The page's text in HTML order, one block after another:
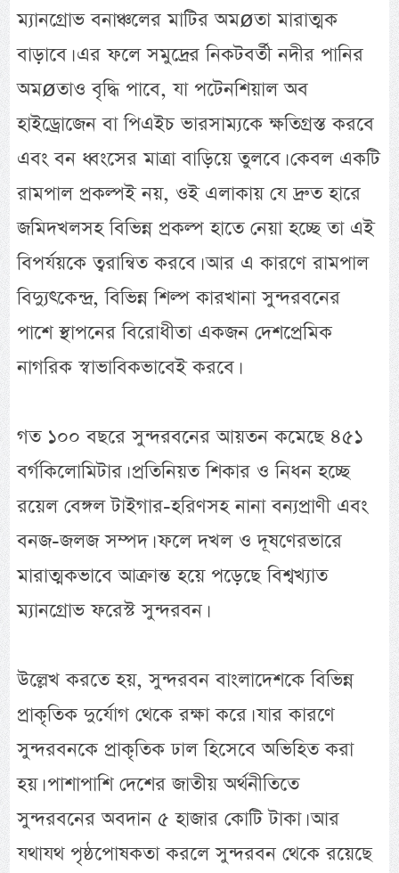
ম্যানগ্রোভ বনাঞ্চলের মাটির অমøতা মারাত্মক
বাড়াবে। এর ফলে সমুদ্রের নিকটবর্তী নদীর পানির
অমøতাও বৃদ্ধি পাবে, যা পটেনশিয়াল অব
হাইড্রোজেন বা পিএইচ ভারসাম্যকে ক্ষতিগ্রস্ত করবে
এবং বন ধ্বংসের মাত্রা বাড়িয়ে তুলবে। কেবল একটি
রামপাল প্রকল্পই নয়, ওই এলাকায় যে দ্রুত হারে
জমিদখলসহ বিভিন্ন প্রকল্প হাতে নেয়া হচ্ছে তা এই
বিপর্যয়কে ত্বরান্বিত করবে। আর এ কারণে রামপাল
বিদ্যুৎকেন্দ্র, বিভিন্ন শিল্প কারখানা সুন্দরবনের
পাশে স্থাপনের বিরোধীতা একজন দেশপ্রেমিক
নাগরিক স্বাভাবিকভাবেই করবে।
গত ১০০ বছরে সুন্দরবনের আয়তন কমেছে ৪৫১
বর্গকিলোমিটার। প্রতিনিয়ত শিকার ও নিধন হচ্ছে
রয়েল বেঙ্গল টাইগার-হরিণসহ নানা বন্যপ্রাণী এবং
বনজ-জলজ সম্পদ। ফলে দখল ও দূষণেরভারে
মারাত্মকভাবে আক্রান্ত হয়ে পড়েছে বিশ্বখ্যাত
ম্যানগ্রোভ ফরেস্ট সুন্দরবন।
উল্লেখ করতে হয়, সুন্দরবন বাংলাদেশকে বিভিন্ন
প্রাকৃতিক দুর্যোগ থেকে রক্ষা করে। যার কারণে
সুন্দরবনকে প্রাকৃতিক ঢাল হিসেবে অভিহিত করা
হয়। পাশাপাশি দেশের জাতীয় অর্থনীতিতে
সুন্দরবনের অবদান ৫ হাজার কোটি টাকা। আর
যথাযথ পৃষ্ঠপোষকতা করলে সুন্দরবন থেকে রয়েছে